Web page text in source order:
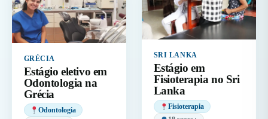
GRÉCIA
Estágio eletivo em
Odontologia na
Grécia
Odontologia
SRI LANKA
Estágio em
Fisioterapia no Sri
Lanka
Fisioterapia